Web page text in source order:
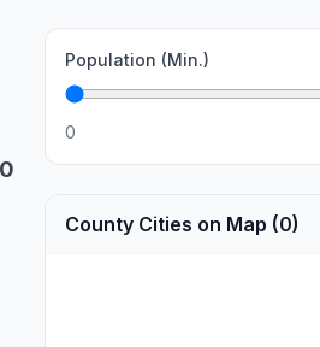
Population (Min.)
0
County Cities on Map (0)